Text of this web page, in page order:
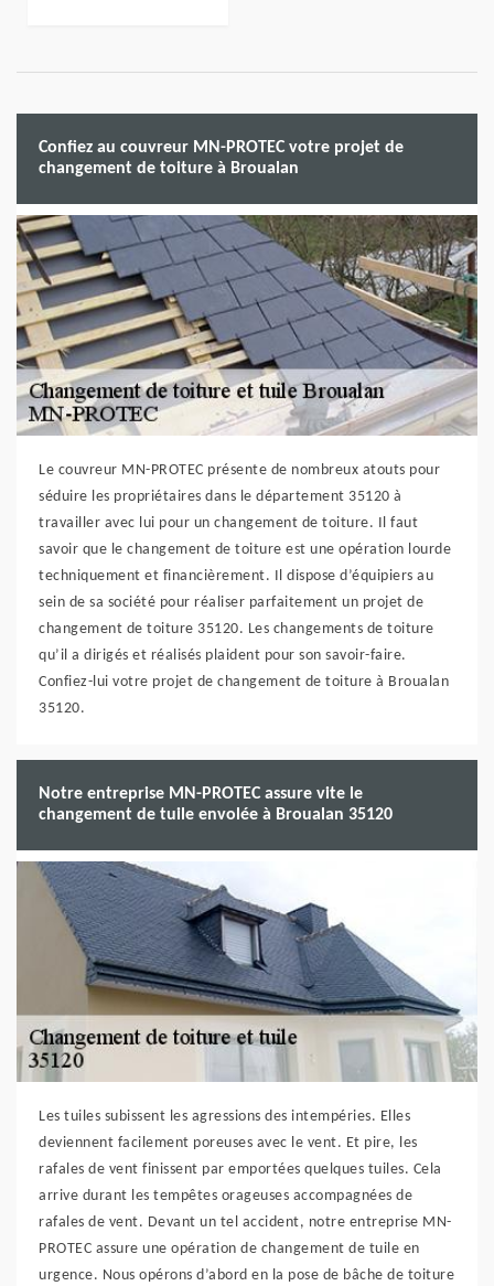
Confiez au couvreur MN-PROTEC votre projet de
changement de toiture à Broualan
Le couvreur MN-PROTEC présente de nombreux atouts pour
séduire les propriétaires dans le département 35120 à
travailler avec lui pour un changement de toiture. Il faut
savoir que le changement de toiture est une opération lourde
techniquement et financièrement. Il dispose d’équipiers au
sein de sa société pour réaliser parfaitement un projet de
changement de toiture 35120. Les changements de toiture
qu’il a dirigés et réalisés plaident pour son savoir-faire.
Confiez-lui votre projet de changement de toiture à Broualan
35120.
Notre entreprise MN-PROTEC assure vite le
changement de tuile envolée à Broualan 35120
Les tuiles subissent les agressions des intempéries. Elles
deviennent facilement poreuses avec le vent. Et pire, les
rafales de vent finissent par emportées quelques tuiles. Cela
arrive durant les tempêtes orageuses accompagnées de
rafales de vent. Devant un tel accident, notre entreprise MN-
PROTEC assure une opération de changement de tuile en
urgence. Nous opérons d’abord en la pose de bâche de toiture